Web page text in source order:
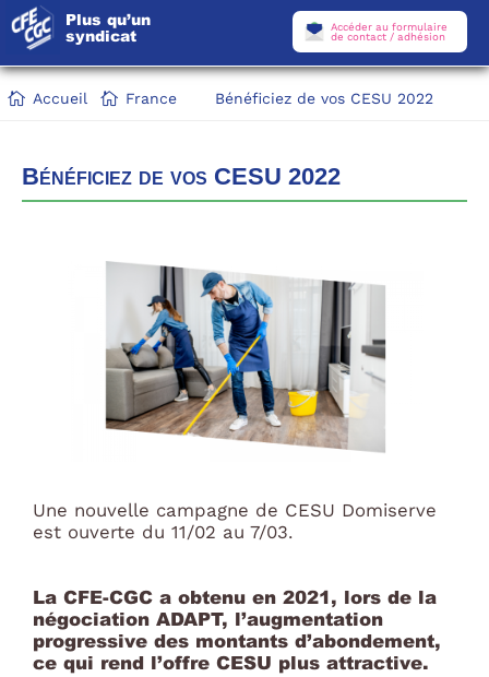
Plus qu’un
syndicat
Accéder au formulaire
de contact / adhésion
Accueil France Bénéficiez de vos CESU 2022
Bénéficiez de vos CESU 2022
Une nouvelle campagne de CESU Domiserve
est ouverte du 11/02 au 7/03.
La CFE-CGC a obtenu en 2021, lors de la
négociation ADAPT, l’augmentation
progressive des montants d’abondement,
ce qui rend l’offre CESU plus attractive.